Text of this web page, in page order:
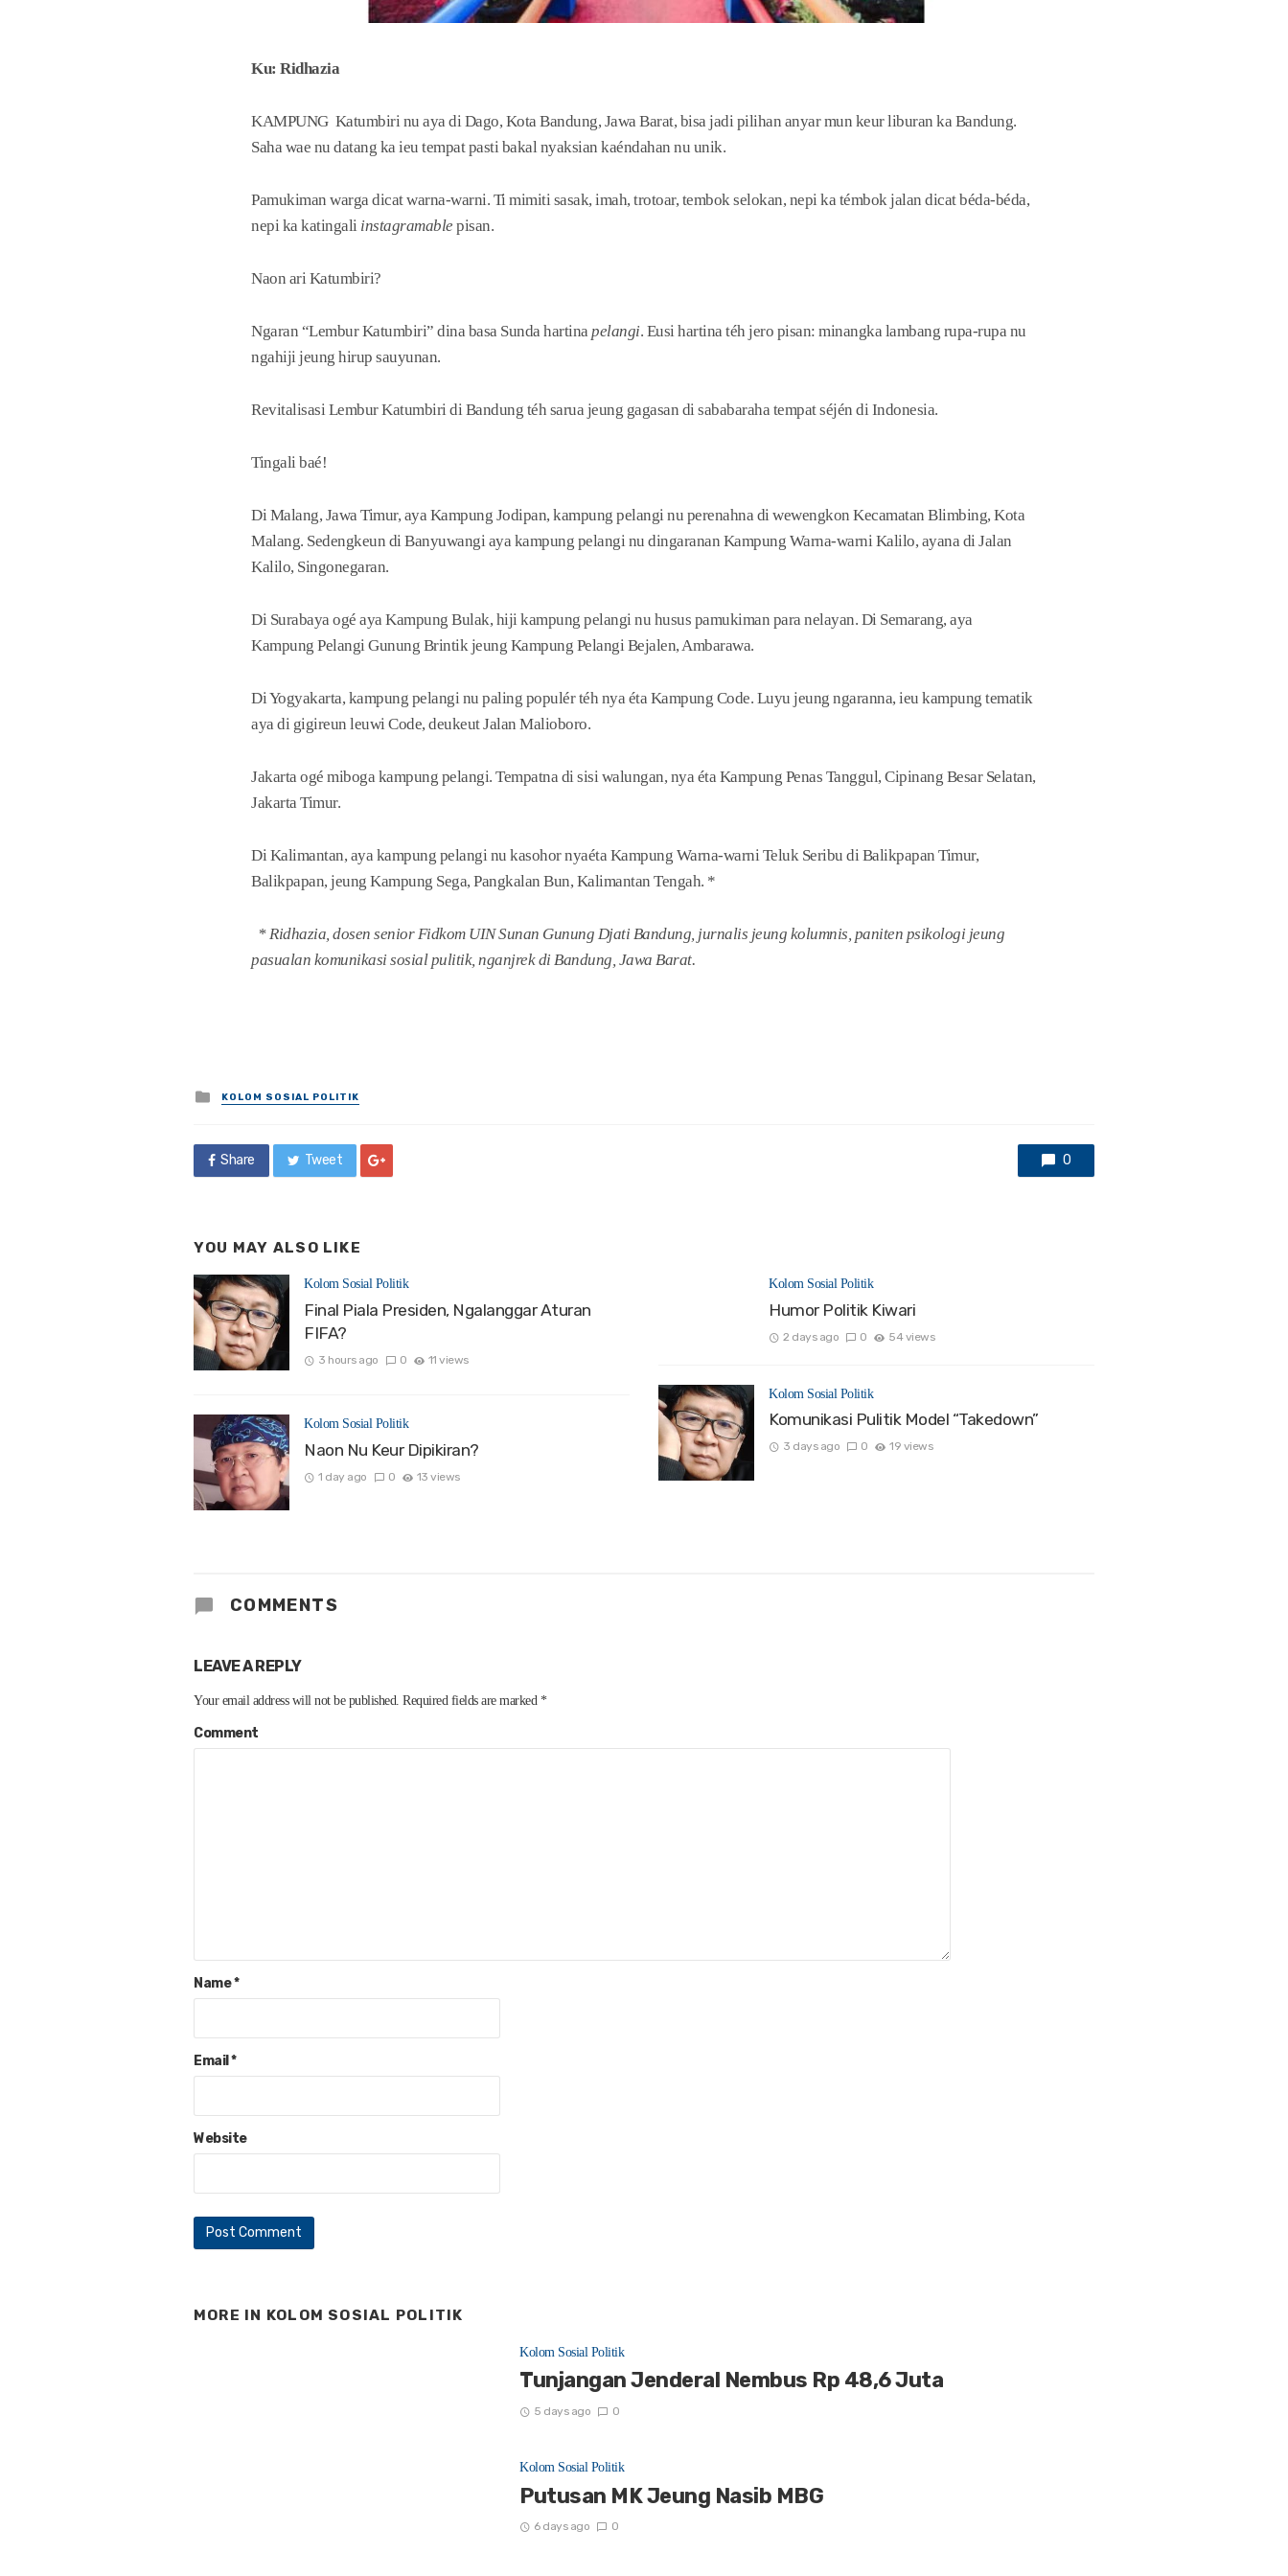
Ku: Ridhazia
KAMPUNG Katumbiri nu aya di Dago, Kota Bandung, Jawa Barat, bisa jadi pilihan anyar mun keur liburan ka Bandung.
Saha wae nu datang ka ieu tempat pasti bakal nyaksian kaéndahan nu unik.
Pamukiman warga dicat warna-warni. Ti mimiti sasak, imah, trotoar, tembok selokan, nepi ka témbok jalan dicat béda-béda,
nepi ka katingali instagramable pisan.
Naon ari Katumbiri?
Ngaran “Lembur Katumbiri” dina basa Sunda hartina pelangi. Eusi hartina téh jero pisan: minangka lambang rupa-rupa nu
ngahiji jeung hirup sauyunan.
Revitalisasi Lembur Katumbiri di Bandung téh sarua jeung gagasan di sababaraha tempat séjén di Indonesia.
Tingali baé!
Di Malang, Jawa Timur, aya Kampung Jodipan, kampung pelangi nu perenahna di wewengkon Kecamatan Blimbing, Kota
Malang. Sedengkeun di Banyuwangi aya kampung pelangi nu dingaranan Kampung Warna-warni Kalilo, ayana di Jalan
Kalilo, Singonegaran.
Di Surabaya ogé aya Kampung Bulak, hiji kampung pelangi nu husus pamukiman para nelayan. Di Semarang, aya
Kampung Pelangi Gunung Brintik jeung Kampung Pelangi Bejalen, Ambarawa.
Di Yogyakarta, kampung pelangi nu paling populér téh nya éta Kampung Code. Luyu jeung ngaranna, ieu kampung tematik
aya di gigireun leuwi Code, deukeut Jalan Malioboro.
Jakarta ogé miboga kampung pelangi. Tempatna di sisi walungan, nya éta Kampung Penas Tanggul, Cipinang Besar Selatan,
Jakarta Timur.
Di Kalimantan, aya kampung pelangi nu kasohor nyaéta Kampung Warna-warni Teluk Seribu di Balikpapan Timur,
Balikpapan, jeung Kampung Sega, Pangkalan Bun, Kalimantan Tengah. *
* Ridhazia, dosen senior Fidkom UIN Sunan Gunung Djati Bandung, jurnalis jeung kolumnis, paniten psikologi jeung
pasualan komunikasi sosial pulitik, nganjrek di Bandung, Jawa Barat.
Posted
in
KOLOM SOSIAL POLITIK
Share Tweet 0
YOU MAY ALSO LIKE
Kolom Sosial Politik
Final Piala Presiden, Ngalanggar Aturan
FIFA?
3 hours ago 0 11 views
Kolom Sosial Politik
Naon Nu Keur Dipikiran?
1 day ago 0 13 views
Kolom Sosial Politik
Humor Politik Kiwari
2 days ago 0 54 views
Kolom Sosial Politik
Komunikasi Pulitik Model “Takedown”
3 days ago 0 19 views
COMMENTS
LEAVE A REPLY
Your email address will not be published. Required fields are marked *
Comment
Name*
Email *
Website
MORE IN KOLOM SOSIAL POLITIK
Kolom Sosial Politik
Tunjangan Jenderal Nembus Rp 48,6 Juta
5 days ago 0
Kolom Sosial Politik
Putusan MK Jeung Nasib MBG
6 days ago 0